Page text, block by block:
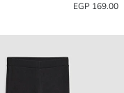
169.00 EGP